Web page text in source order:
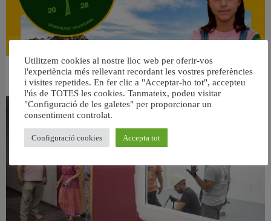
👀 Una mirada atenta puede marcar la diferencia.
31 juliol, 2026
Utilitzem cookies al nostre lloc web per oferir-vos
l'experiència més rellevant recordant les vostres preferències
i visites repetides. En fer clic a "Acceptar-ho tot", accepteu
l'ús de TOTES les cookies. Tanmateix, podeu visitar
"Configuració de les galetes" per proporcionar un
consentiment controlat.
Configuració cookies Accepta tot